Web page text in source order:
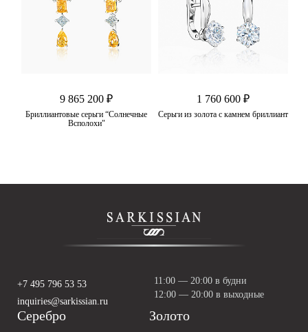
9 865 200 ₽
Бриллиантовые серьги “Солнечные
Всполохи"
1 760 600 ₽
Серьги из золота с камнем бриллиант
Серебро Золото
+7 495 796 53 53
inquiries@sarkissian.ru
11:00 — 20:00 в будни
12:00 — 20:00 в выходные